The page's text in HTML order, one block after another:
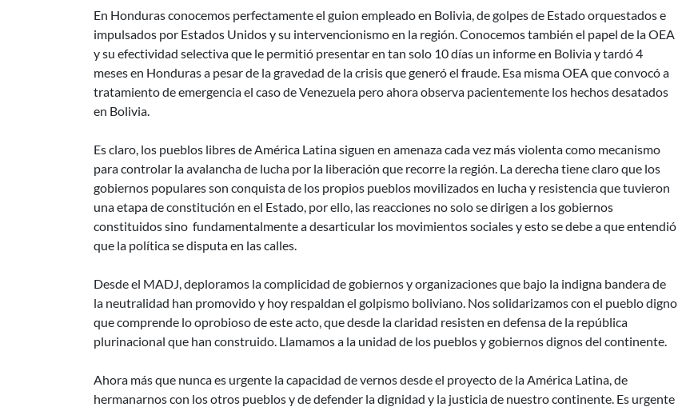
En Honduras conocemos perfectamente el guion empleado en Bolivia, de golpes de Estado orquestados e
impulsados por Estados Unidos y su intervencionismo en la región. Conocemos también el papel de la OEA
y su efectividad selectiva que le permitió presentar en tan solo 10 días un informe en Bolivia y tardó 4
meses en Honduras a pesar de la gravedad de la crisis que generó el fraude. Esa misma OEA que convocó a
tratamiento de emergencia el caso de Venezuela pero ahora observa pacientemente los hechos desatados
en Bolivia.
Es claro, los pueblos libres de América Latina siguen en amenaza cada vez más violenta como mecanismo
para controlar la avalancha de lucha por la liberación que recorre la región. La derecha tiene claro que los
gobiernos populares son conquista de los propios pueblos movilizados en lucha y resistencia que tuvieron
una etapa de constitución en el Estado, por ello, las reacciones no solo se dirigen a los gobiernos
constituidos sino fundamentalmente a desarticular los movimientos sociales y esto se debe a que entendió
que la política se disputa en las calles.
Desde el MADJ, deploramos la complicidad de gobiernos y organizaciones que bajo la indigna bandera de
la neutralidad han promovido y hoy respaldan el golpismo boliviano. Nos solidarizamos con el pueblo digno
que comprende lo oprobioso de este acto, que desde la claridad resisten en defensa de la república
plurinacional que han construido. Llamamos a la unidad de los pueblos y gobiernos dignos del continente.
Ahora más que nunca es urgente la capacidad de vernos desde el proyecto de la América Latina, de
hermanarnos con los otros pueblos y de defender la dignidad y la justicia de nuestro continente. Es urgente